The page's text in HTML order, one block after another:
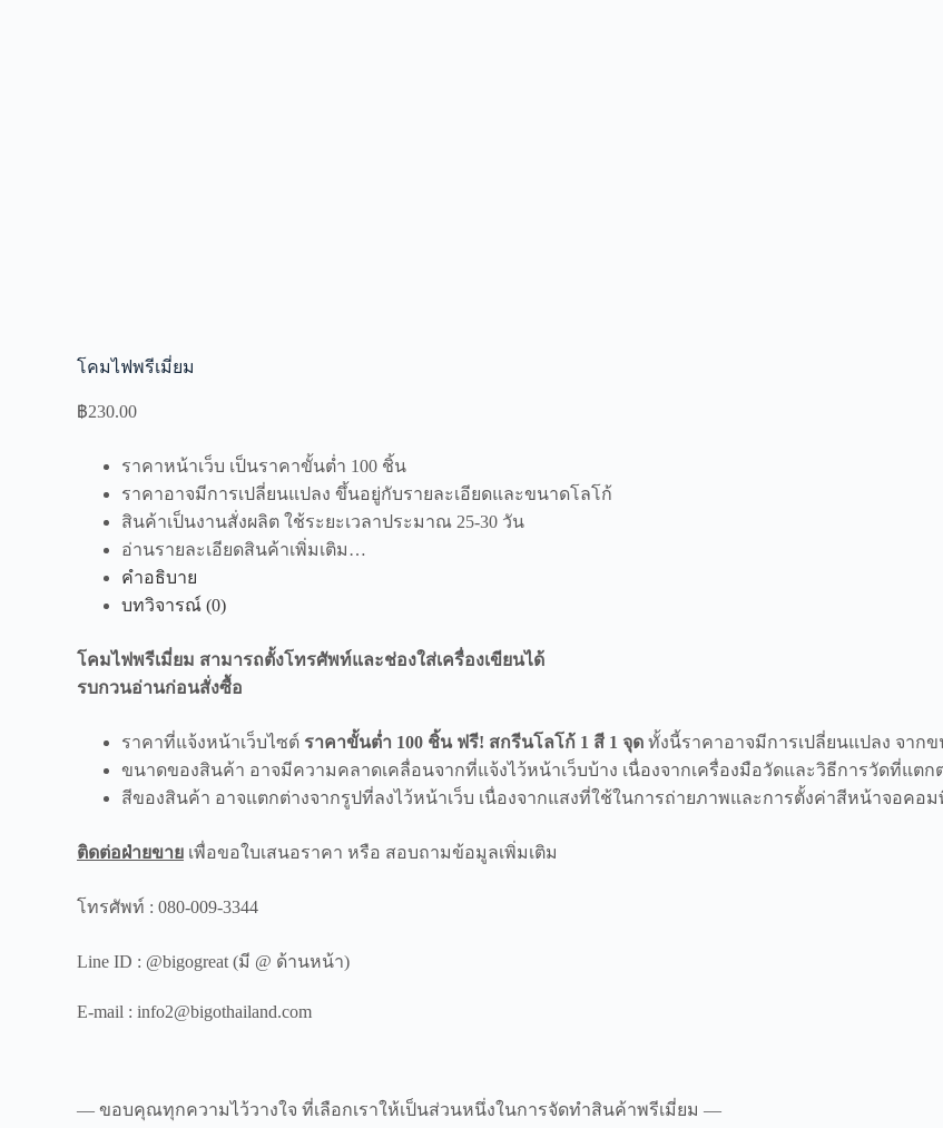
โคมไฟพรีเมี่ยม
฿230.00
ราคาหน้าเว็บ เป็นราคาขั้นต่ำ 100 ชิ้น
ราคาอาจมีการเปลี่ยนแปลง ขึ้นอยู่กับรายละเอียดและขนาดโลโก้
สินค้าเป็นงานสั่งผลิต ใช้ระยะเวลาประมาณ 25-30 วัน
อ่านรายละเอียดสินค้าเพิ่มเติม…
คำอธิบาย
บทวิจารณ์ (0)
โคมไฟพรีเมี่ยม สามารถตั้งโทรศัพท์และช่องใส่เครื่องเขียนได้
รบกวนอ่านก่อนสั่งซื้อ
ราคาที่แจ้งหน้าเว็บไซต์ ราคาขั้นต่ำ 100 ชิ้น ฟรี! สกรีนโลโก้ 1 สี 1 จุด ทั้งนี้ราคาอาจมีการเปลี่ยนแปลง จาก
ขนาดของสินค้า อาจมีความคลาดเคลื่อนจากที่แจ้งไว้หน้าเว็บบ้าง เนื่องจากเครื่องมือวัดและวิธีการวัดที่แตก
สีของสินค้า อาจแตกต่างจากรูปที่ลงไว้หน้าเว็บ เนื่องจากแสงที่ใช้ในการถ่ายภาพและการตั้งค่าสีหน้าจอคอ
ติดต่อฝ่ายขาย เพื่อขอใบเสนอราคา หรือ สอบถามข้อมูลเพิ่มเติม
โทรศัพท์ : 080-009-3344
Line ID : @bigogreat (มี @ ด้านหน้า)
E-mail : info2@bigothailand.com
— ขอบคุณทุกความไว้วางใจ ที่เลือกเราให้เป็นส่วนหนึ่งในการจัดทำสินค้าพรีเมี่ยม —